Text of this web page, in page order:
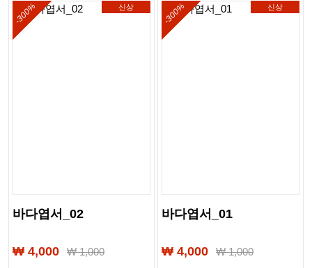
신상
-300%
바다엽서_02
₩ 4,000 ₩1,000
신상
-300%
바다엽서_01
₩ 4,000 ₩1,000